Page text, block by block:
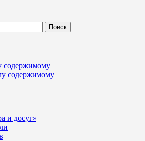
района "Культура
содержимому
содержимому
и досуг»